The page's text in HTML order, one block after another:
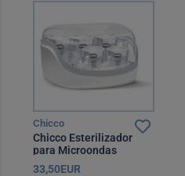
Chicco
Chicco Esterilizador
para Microondas
33,50EUR